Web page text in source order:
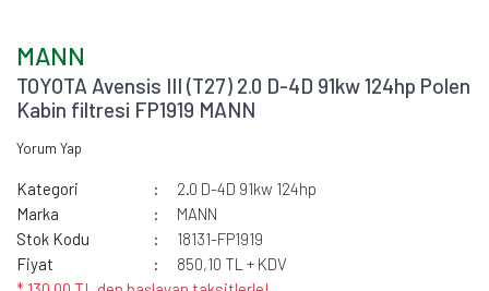
MANN
TOYOTA Avensis III (T27) 2.0 D-4D 91kw 124hp Polen
Kabin filtresi FP1919 MANN
Yorum Yap
Kategori
2.0 D-4D 91kw 124hp
Marka
MANN
Stok Kodu
18131-FP1919
Fiyat
850,10 TL + KDV